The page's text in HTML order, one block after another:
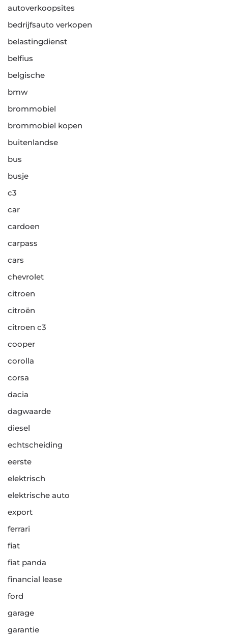
autoverkoopsites
bedrijfsauto verkopen
belastingdienst
belfius
belgische
bmw
brommobiel
brommobiel kopen
buitenlandse
bus
busje
c3
car
cardoen
carpass
cars
chevrolet
citroen
citroën
citroen c3
cooper
corolla
corsa
dacia
dagwaarde
diesel
echtscheiding
eerste
elektrisch
elektrische auto
export
ferrari
fiat
fiat panda
financial lease
ford
garage
garantie